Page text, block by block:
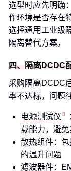
选型时应先明确
作环境是否存在
选择通用工业级
隔离替代方案。
四、隔离DCDC
采购隔离DCDC
率不达标，问题
电源测试仪
载能力，避
散热组件：包
的温升问题
滤波器件：